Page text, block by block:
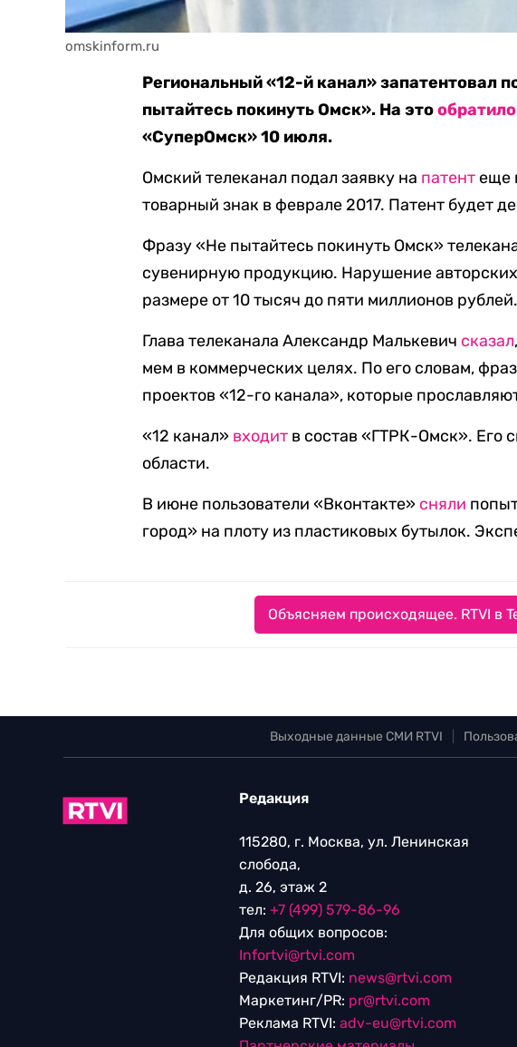
omskinform.ru
Региональный «12-й канал» запатентовал
пытайтесь покинуть Омск». На этообратило
«СуперОмск» 10 июля.
Омский телеканал подал заявку на патентеще
товарный знак в феврале 2017. Патент будет
Фразу «Не пытайтесь покинуть Омск»
сувенирную продукцию. Нарушение
размере от 10 тысяч до пяти миллионов рублей.
Глава телеканала Александр Малькевич сказал
мем в коммерческих целях. По его словам,
проектов «12-го канала», которые
«12 канал» входит в состав «ГТРК-Омск». Его
области.
В июне пользователи «Вконтакте» сняли
город» на плоту из пластиковых бутылок.
Объясняем происходящее. RTVI в
Выходные данные СМИ RTVI
Редакция
115280, г. Москва, ул. Ленинская
слобода,
д. 26, этаж 2
тел: +7 (499) 579-86-96
Для общих вопросов:
Infortvi@rtvi.com
Редакция RTVI: news@rtvi.com
Маркетинг/PR: pr@rtvi.com
Реклама RTVI: adv-eu@rtvi.com